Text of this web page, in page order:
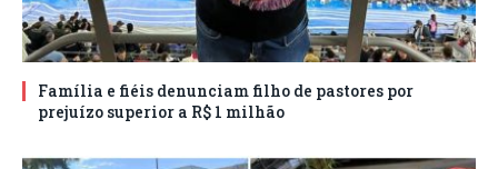
Família e fiéis denunciam filho de pastores por
prejuízo superior a R$ 1 milhão